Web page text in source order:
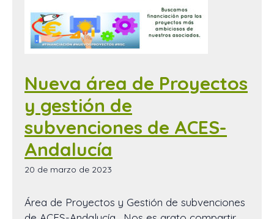
Nueva área de Proyectos
y gestión de
subvenciones de ACES-
Andalucía
20 de marzo de 2023
Área de Proyectos y Gestión de subvenciones